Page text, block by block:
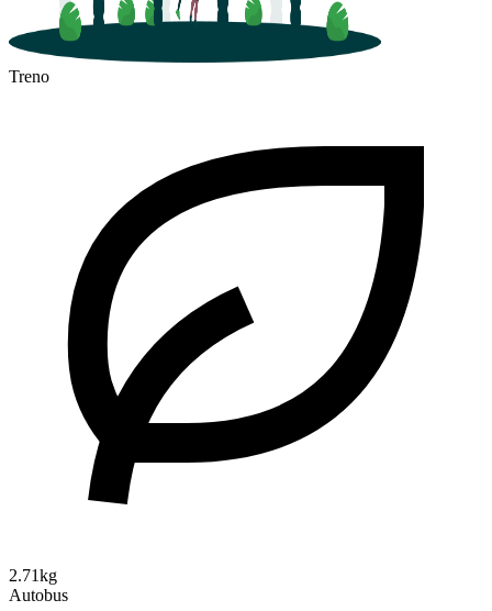
Treno
2.71kg
Autobus